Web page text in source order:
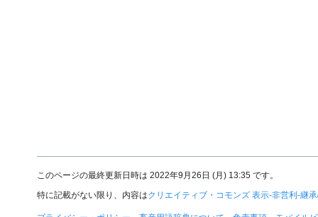
このページの最終更新日時は 2022年9月26日 (月) 13:35 です。
特に記載がない限り、内容はクリエイティブ・コモンズ 表示-非営利-継承